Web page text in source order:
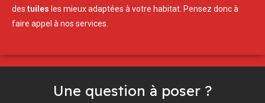
destuiles les mieux adaptées à votre habitat. Pensez donc à
faire appel à nos services.
Une question à poser ?